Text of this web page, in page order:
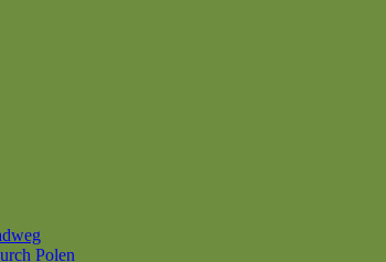
Polen